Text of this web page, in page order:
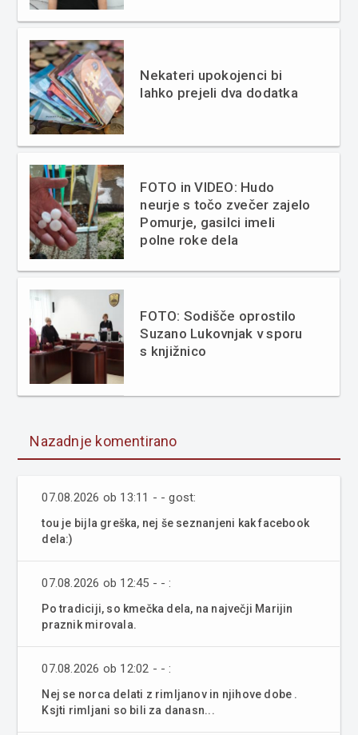
Nekateri upokojenci bi
lahko prejeli dva dodatka
FOTO in VIDEO: Hudo
neurje s točo zvečer zajelo
Pomurje, gasilci imeli
polne roke dela
FOTO: Sodišče oprostilo
Suzano Lukovnjak v sporu
s knjižnico
Nazadnje komentirano
07.08.2026 ob 13:11 - - gost:
tou je bijla greška, nej še seznanjeni kak facebook
dela:)
07.08.2026 ob 12:45 - - :
Po tradiciji, so kmečka dela, na največji Marijin
praznik mirovala.
07.08.2026 ob 12:02 - - :
Nej se norca delati z rimljanov in njihove dobe .
Ksjti rimljani so bili za danasn...